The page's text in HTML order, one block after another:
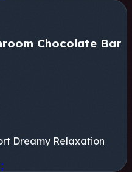
Chocolate Bar
Dreamy Relaxation